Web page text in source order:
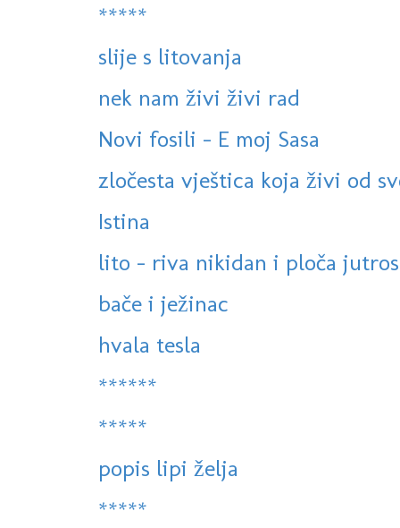
*****
slije s litovanja
nek nam živi živi rad
Novi fosili - E moj Sasa
zločesta vještica koja živi od
Istina
lito - riva nikidan i ploča jutros
bače i ježinac
hvala tesla
******
*****
popis lipi želja
*****